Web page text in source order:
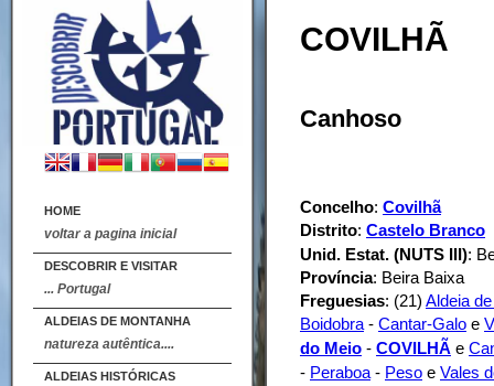
HOME
voltar a pagina inicial
DESCOBRIR E VISITAR
... Portugal
ALDEIAS DE MONTANHA
natureza autêntica....
ALDEIAS HISTÓRICAS
COVILHÃ
Canhoso
Concelho: Covilhã
Distrito: Castelo Branco
Unid. Estat. (NUTS III):
Província: Beira Baixa
Freguesias: (21) Aldeia
Boidobra - Cantar-Galo e
do Meio - COVILHÃ e
- Peraboa - Peso e Vales